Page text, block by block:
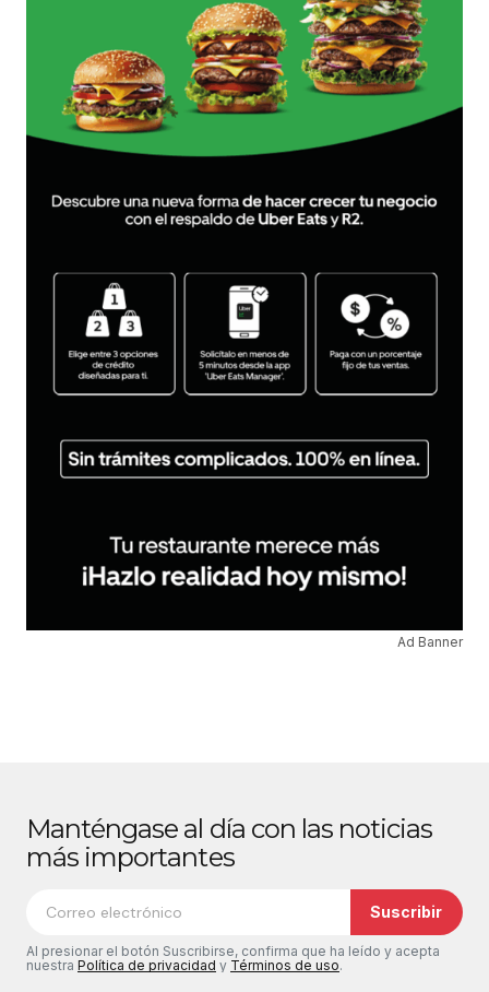
Ad Banner
Manténgase al día con las noticias
más importantes
Suscribir
Al presionar el botón Suscribirse, confirma que ha leído y acepta
nuestra Política de privacidad y Términos de uso.